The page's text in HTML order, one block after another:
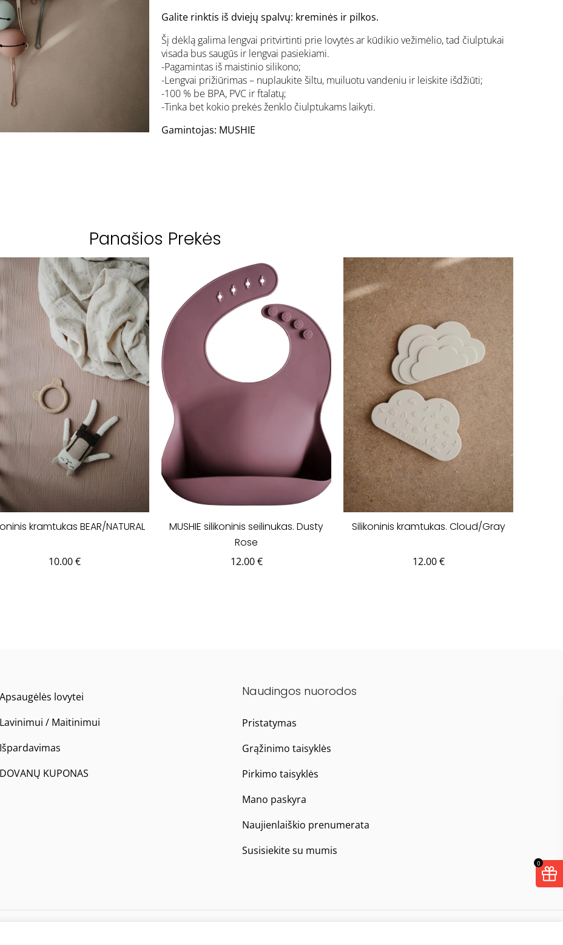
Galite rinktis iš dviejų spalvų: kreminės ir pilkos.
Šį dėklą galima lengvai pritvirtinti prie lovytės ar kūdikio vežimėlio, tad čiulptukai
visada bus saugūs ir lengvai pasiekiami.
-Pagamintas iš maistinio silikono;
-Lengvai prižiūrimas – nuplaukite šiltu, muiluotu vandeniu ir leiskite išdžiūti;
-100 % be BPA, PVC ir ftalatų;
-Tinka bet kokio prekės ženklo čiulptukams laikyti.
Gamintojas: MUSHIE
Panašios Prekės
kramtukas BEAR/NATURAL
10.00€
MUSHIE silikoninis seilinukas. Dusty
Rose
12.00€
Silikoninis kramtukas. Cloud/Gray
12.00€
Apsaugėlės lovytei
Lavinimui / Maitinimui
Išpardavimas
DOVANŲ KUPONAS
Naudingos nuorodos
Pristatymas
Grąžinimo taisyklės
Pirkimo taisyklės
Mano paskyra
Naujienlaiškio prenumerata
Susisiekite su mumis
0